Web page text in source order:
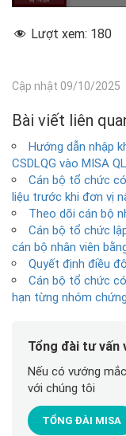
Lượt xem: 180
Cập nhật 09/10/2025
Bài viết liên
Hướng dẫn nhập
CSDLQG vào MISA
Cán bộ tổ chức
liệu trước khi đơn vị
Theo dõi cán bộ
Cán bộ tổ chức
cán bộ nhân viên
Quyết định điều
Cán bộ tổ chức
hạn từng nhóm
Tổng đài tư vấn
Nếu có vướng
với chúng tôi
TỔNG ĐÀI MISA